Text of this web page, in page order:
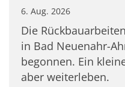
6. Aug. 2026
Die
in Bad Neuenahr-
begonnen. Ein
aber weiterleben.